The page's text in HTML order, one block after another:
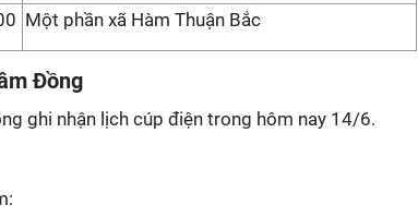
Một phần xã Hàm Thuận Bắc
Đồng
ghi nhận lịch cúp điện trong hôm nay 14/6.